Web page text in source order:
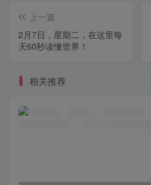
上一篇
2月7日，星期二，在这里每
天60秒读懂世界！
相关推荐